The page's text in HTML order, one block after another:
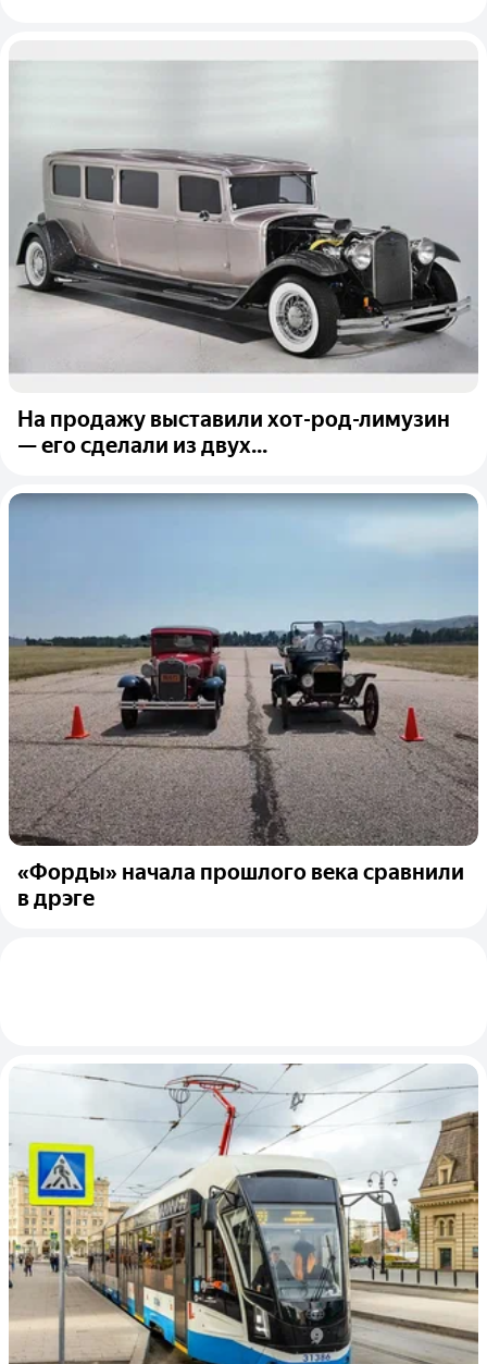
На продажу выставили хот-род-лимузин
— его сделали из двух...
«Форды» начала прошлого века сравнили
в дрэге